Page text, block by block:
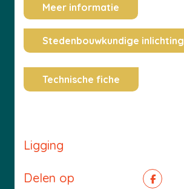
Meer informatie
Stedenbouwkundige inlichting
Technische fiche
Ligging
Delen op